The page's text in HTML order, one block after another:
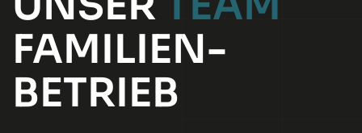
FAMILIEN­
BETRIEB